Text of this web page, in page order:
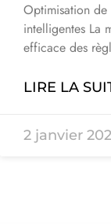
Optimisation de
intelligentes La
efficace des
LIRE LA
2 janvier